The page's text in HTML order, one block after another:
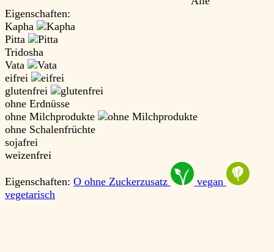
Eigenschaften:
Kapha
Pitta
Tridosha
Vata
eifrei
glutenfrei
ohne Erdnüsse
ohne Milchprodukte
ohne Schalenfrüchte
sojafrei
weizenfrei
Eigenschaften: O ohne Zuckerzusatz
vegan
vegetarisch